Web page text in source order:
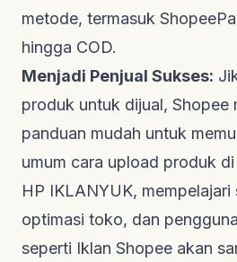
metode, termasuk
hingga COD.
Menjadi Penjual Sukses:
produk untuk dijual, Shopee
panduan mudah untuk
umum cara upload produk
HP IKLANYUK,
optimasi toko, dan
seperti Iklan Shopee akan